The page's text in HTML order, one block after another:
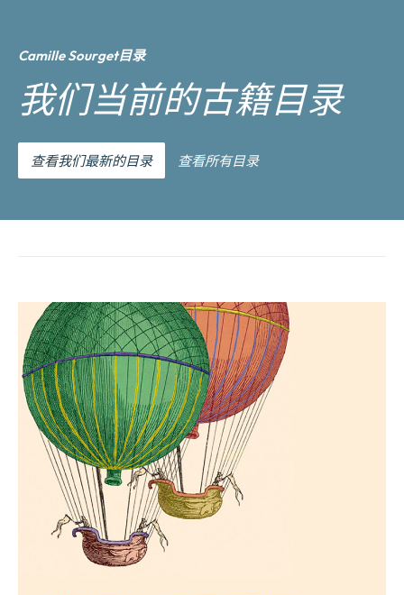
Camille Sourget目录
我们当前的古籍目录
查看我们最新的目录 查看所有目录